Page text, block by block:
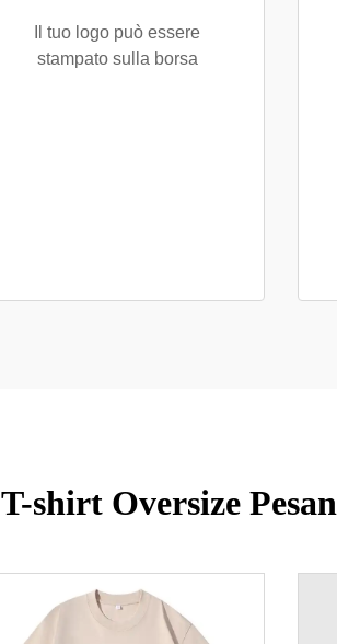
Il tuo logo può essere
stampato sulla borsa
T-shirt Oversize